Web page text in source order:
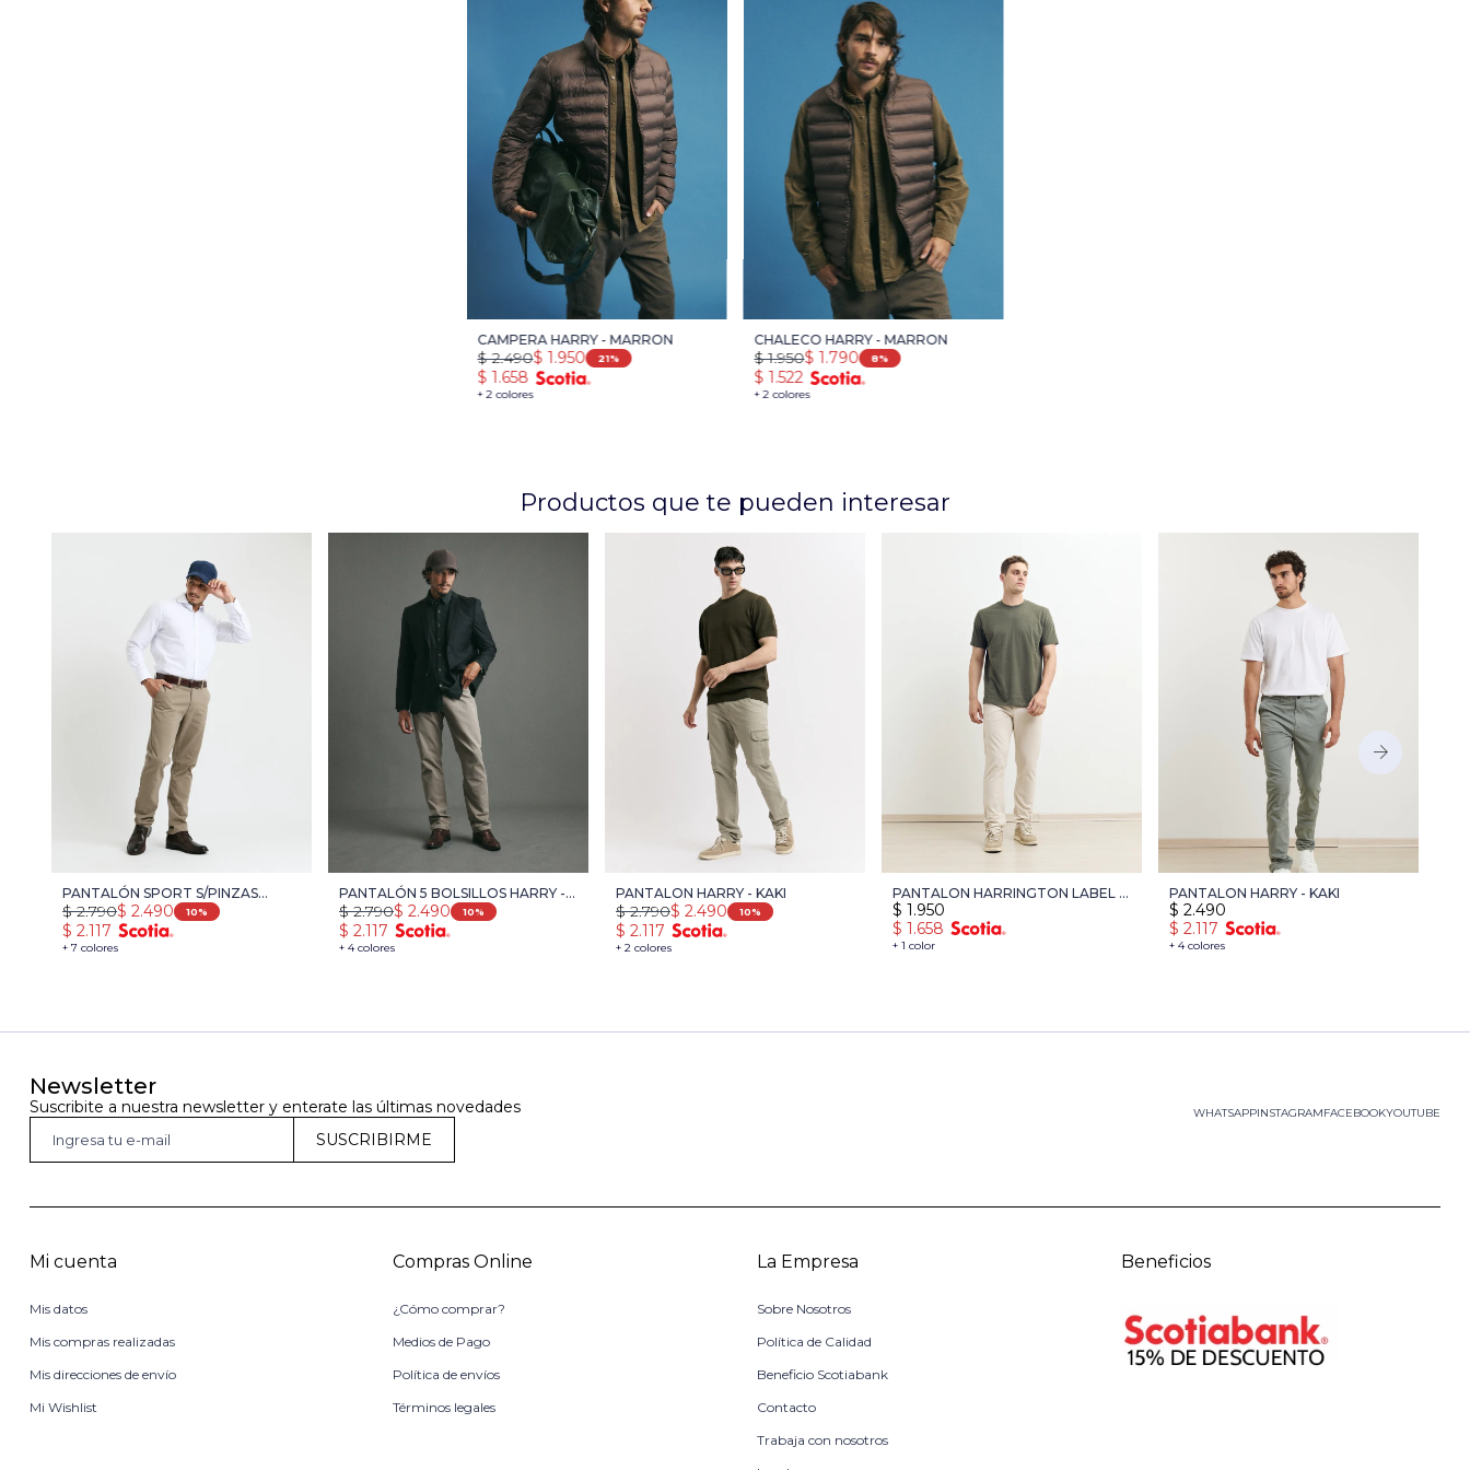
CAMPERA HARRY - MARRON
+ 2 colores
$ 1.950
$ 2.490 21
$ 1.658
CHALECO HARRY - MARRON
+ 2 colores
$ 1.790
$ 1.950 8
$ 1.522
Productos que te pueden interesar
PANTALÓN SPORT S/PINZAS
HARRY - TOSTADO
+ 7 colores
$ 2.490
$ 2.790 10
$ 2.117
PANTALÓN 5 BOLSILLOS HARRY -
TOSTADO
+ 4 colores
$ 2.490
$ 2.790 10
$ 2.117
PANTALON HARRY - KAKI
+ 2 colores
$ 2.490
$ 2.790 10
$ 2.117
PANTALON HARRINGTON LABEL -
NATURAL
+ 1 color
$ 1.950
$ 1.658
PANTALON HARRY - KAKI
+ 4 colores
$ 2.490
$ 2.117
Newsletter
Suscribite a nuestra newsletter y enterate las últimas novedades
SUSCRIBIRME
WHATSAPP FACEBOOKYOUTUBE
INSTAGRAM
Mi cuenta
Mis datos
Mis compras realizadas
Mis direcciones de envío
Mi Wishlist
Compras Online
¿Cómo comprar?
Medios de Pago
Política de envíos
Términos legales
La Empresa
Sobre Nosotros
Política de Calidad
Beneficio Scotiabank
Contacto
Trabaja con nosotros
Beneficios